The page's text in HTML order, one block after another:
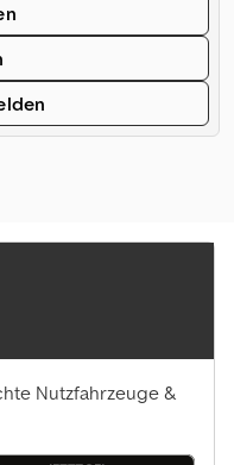
Nutzfahrzeuge &